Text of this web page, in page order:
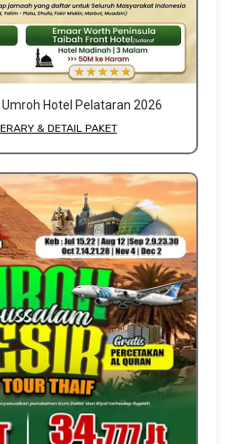
Hotel Pelataran 2026
& DETAIL PAKET